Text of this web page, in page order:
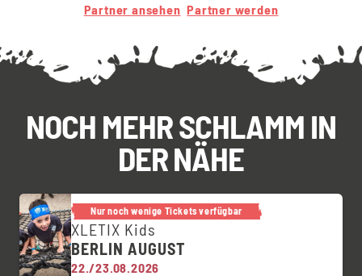
Partner ansehen Partner werden
NOCH MEHR SCHLAMM IN
DER NÄHE
Nur noch wenige Tickets verfügbar
XLETIX Kids
BERLIN AUGUST
22./23.08.2026